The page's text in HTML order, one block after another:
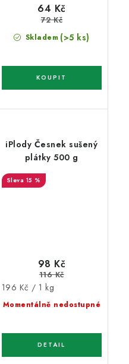
Skladem (>5 ks)
64 Kč
72 Kč
iPlody Česnek sušený
plátky 500 g
15 %
Momentálně nedostupné
98 Kč
116 Kč
Měrná
cena:
196 Kč / 1 kg